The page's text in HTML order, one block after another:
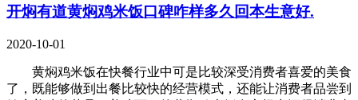
开焖有道黄焖鸡米饭口碑咋样多久回本生意好.
2020-10-01
黄焖鸡米饭在快餐行业中可是比较深受消费者喜爱的美食
了，既能够做到出餐比较快的经营模式，还能让消费者品尝到